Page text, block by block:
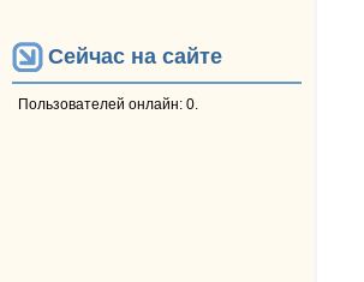
Сейчас на сайте
Пользователей онлайн: 0.